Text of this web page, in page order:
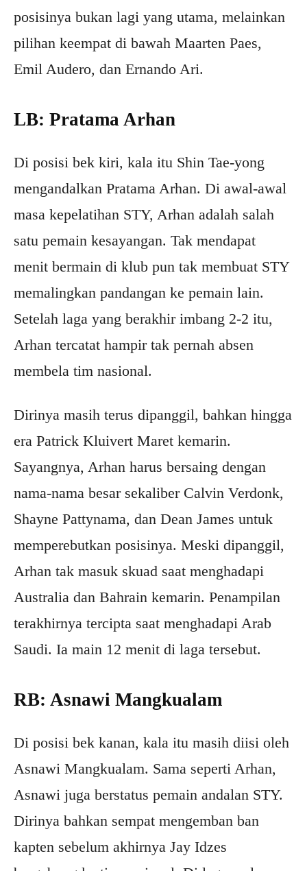
posisinya bukan lagi yang utama, melainkan
pilihan keempat di bawah Maarten Paes,
Emil Audero, dan Ernando Ari.
LB: Pratama Arhan
Di posisi bek kiri, kala itu Shin Tae-yong
mengandalkan Pratama Arhan. Di awal-awal
masa kepelatihan STY, Arhan adalah salah
satu pemain kesayangan. Tak mendapat
menit bermain di klub pun tak membuat STY
memalingkan pandangan ke pemain lain.
Setelah laga yang berakhir imbang 2-2 itu,
Arhan tercatat hampir tak pernah absen
membela tim nasional.
Dirinya masih terus dipanggil, bahkan hingga
era Patrick Kluivert Maret kemarin.
Sayangnya, Arhan harus bersaing dengan
nama-nama besar sekaliber Calvin Verdonk,
Shayne Pattynama, dan Dean James untuk
memperebutkan posisinya. Meski dipanggil,
Arhan tak masuk skuad saat menghadapi
Australia dan Bahrain kemarin. Penampilan
terakhirnya tercipta saat menghadapi Arab
Saudi. Ia main 12 menit di laga tersebut.
RB: Asnawi Mangkualam
Di posisi bek kanan, kala itu masih diisi oleh
Asnawi Mangkualam. Sama seperti Arhan,
Asnawi juga berstatus pemain andalan STY.
Dirinya bahkan sempat mengemban ban
kapten sebelum akhirnya Jay Idzes